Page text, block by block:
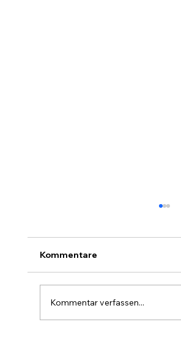
Kommentare
Kommentar verfassen...